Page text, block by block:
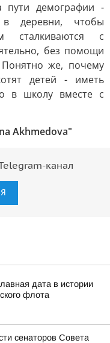
пути демографии -
деревни, чтобы
сталкиваются с
без помощи
Понятно же, почему
детей - иметь
в школу вместе с
Akhmedova"
канал
дата в истории
флота
сенаторов Совета